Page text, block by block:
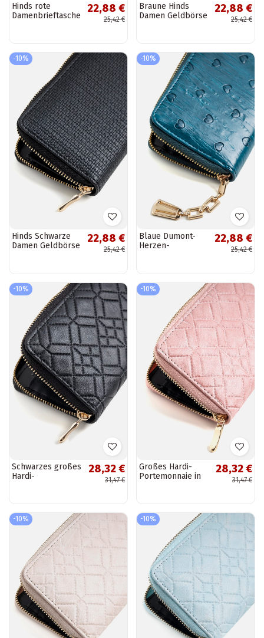
Hinds rote
Damenbrieftasche
22,88 €
25,42 €
Braune Hinds
Damen Geldbörse
22,88 €
25,42 €
-10%
Hinds Schwarze
Damen Geldbörse
22,88 €
25,42 €
-10%
Blaue Dumont-
Herzen-
22,88 €
25,42 €
-10%
Schwarzes großes
Hardi-
28,32 €
31,47 €
-10%
Großes Hardi-
Portemonnaie in
28,32 €
31,47 €
-10% -10%